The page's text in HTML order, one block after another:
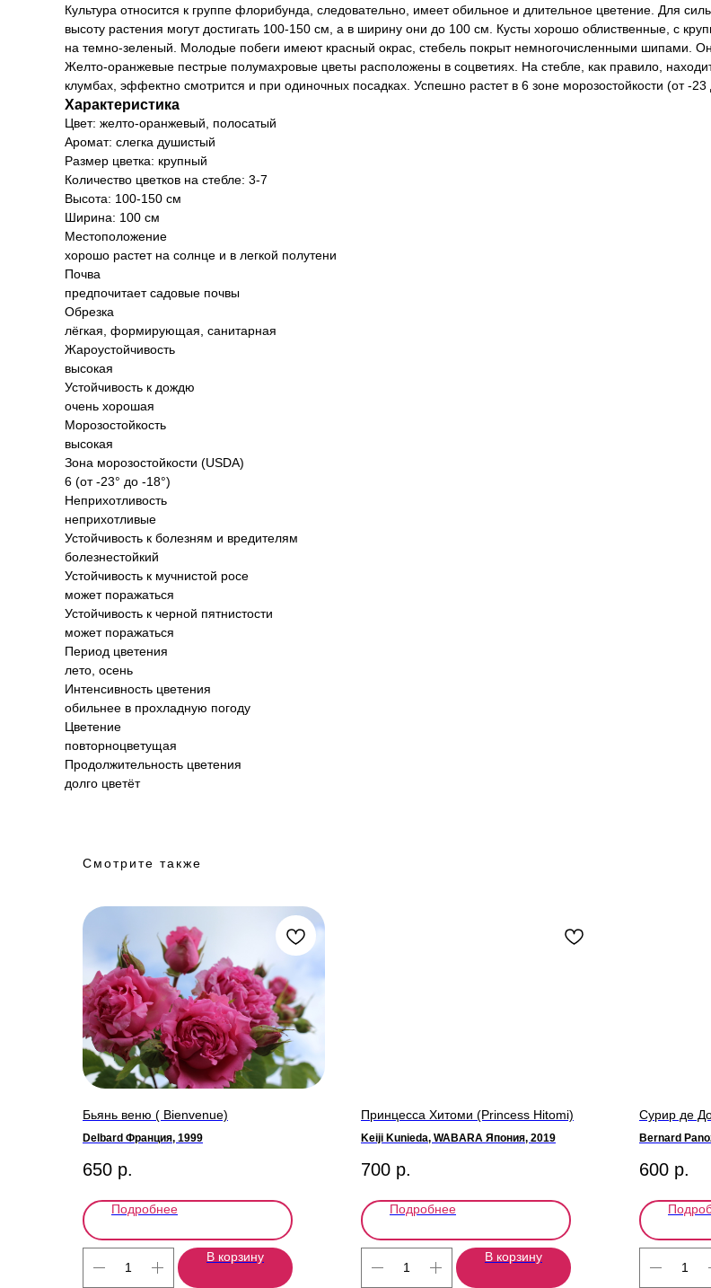
Культура относится к группе флорибунда, следовательно, имеет обильное и длительное цветение. Для
высоту растения могут достигать 100-150 см, а в ширину они до 100 см. Кусты хорошо облиственные, с
на темно-зеленый. Молодые побеги имеют красный окрас, стебель покрыт немногочисленными шипами.
Желто-оранжевые пестрые полумахровые цветы расположены в соцветиях. На стебле, как правило,
клумбах, эффектно смотрится и при одиночных посадках. Успешно растет в 6 зоне морозостойкости (от -23
Характеристика
Цвет: желто-оранжевый, полосатый
Аромат: слегка душистый
Размер цветка: крупный
Количество цветков на стебле: 3-7
Высота: 100-150 см
Ширина: 100 см
Местоположение
хорошо растет на солнце и в легкой полутени
Почва
предпочитает садовые почвы
Обрезка
лёгкая, формирующая, санитарная
Жароустойчивость
высокая
Устойчивость к дождю
очень хорошая
Морозостойкость
высокая
Зона морозостойкости (USDA)
6 (от -23° до -18°)
Неприхотливость
неприхотливые
Устойчивость к болезням и вредителям
болезнестойкий
Устойчивость к мучнистой росе
может поражаться
Устойчивость к черной пятнистости
может поражаться
Период цветения
лето, осень
Интенсивность цветения
обильнее в прохладную погоду
Цветение
повторноцветущая
Продолжительность цветения
долго цветёт
Смотрите также
Бьянь веню ( Bienvenue)
Delbard Франция, 1999
650 р.
Подробнее
В корзину
Принцесса Хитоми (Princess Hitomi)
Keiji Kunieda, WABARA Япония, 2019
700 р.
Подробнее
В корзину
Сурир де
Bernard
600 р.